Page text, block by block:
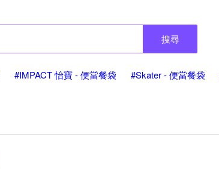
搜尋
#IMPACT 怡寶 - 便當餐袋 #Skater - 便當餐袋